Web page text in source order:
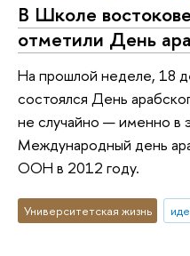
В Школе
отметили День
На прошлой неделе, 18
состоялся День
не случайно — именно в
Международный день
ООН в 2012 году.
Университетская жизнь